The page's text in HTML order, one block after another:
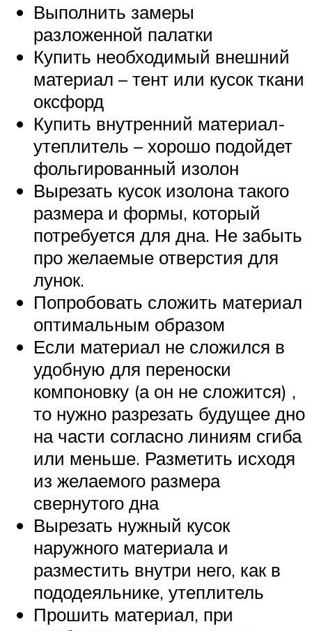
Выполнить замеры
разложенной палатки
Купить необходимый внешний
материал – тент или кусок ткани
оксфорд
Купить внутренний материал-
утеплитель – хорошо подойдет
фольгированный изолон
Вырезать кусок изолона такого
размера и формы, который
потребуется для дна. Не забыть
про желаемые отверстия для
лунок.
Попробовать сложить материал
оптимальным образом
Если материал не сложился в
удобную для переноски
компоновку (а он не сложится) ,
то нужно разрезать будущее дно
на части согласно линиям сгиба
или меньше. Разметить исходя
из желаемого размера
свернутого дна
Вырезать нужный кусок
наружного материала и
разместить внутри него, как в
пододеяльнике, утеплитель
Прошить материал, при